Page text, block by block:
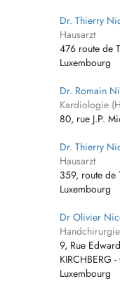
Dr. Thierry
Hausarzt
476 route de
Luxembourg
Dr. Romain
Kardiologie
80, rue J.P.
Dr. Thierry
Hausarzt
359, route de
Luxembourg
Dr Olivier
Handchirurgie
9, Rue
KIRCHBERG
Luxembourg